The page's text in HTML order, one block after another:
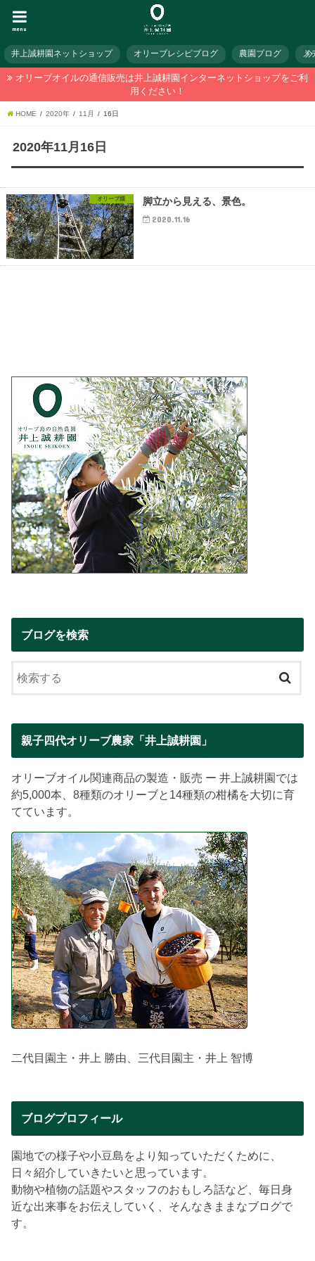
menu
井上誠耕園ネットショップ オリーブレシピブログ 農園ブログ メ
オリーブオイルの通信販売は井上誠耕園インターネットショップをご利
用ください！
HOME 2020年 11月 16日
2020年11月16日
オリーブ畑 脚立から見える、景色。
2020.11.16
ブログを検索
親子四代オリーブ農家「井上誠耕園」
オリーブオイル関連商品の製造・販売 ー 井上誠耕園では
約5,000本、8種類のオリーブと14種類の柑橘を大切に育
てています。
二代目園主・井上 勝由、三代目園主・井上 智博
ブログプロフィール
園地での様子や小豆島をより知っていただくために、
日々紹介していきたいと思っています。
動物や植物の話題やスタッフのおもしろ話など、毎日身
近な出来事をお伝えしていく、そんなきままなブログで
す。